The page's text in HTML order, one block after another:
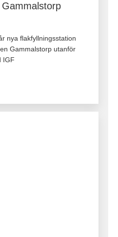
nya flakfyllningsstation
Gammalstorp utanför
IGF